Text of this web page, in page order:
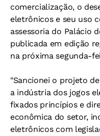
comercialização, o
eletrônicos e seu uso
assessoria do Palácio
publicada em edição
na próxima segunda-
"Sancionei o projeto
a indústria dos jogos
fixados princípios e
econômica do setor,
eletrônicos com